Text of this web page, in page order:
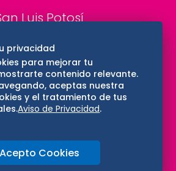
Luis Potosí
Edomex
Consultas
Hidalgo
Oaxaca
privacidad
Directorio
privacidad
para mejorar tu
contenido relevante.
aceptas nuestra
y el tratamiento de tus
Aviso de Privacidad.
Acepto Cookies